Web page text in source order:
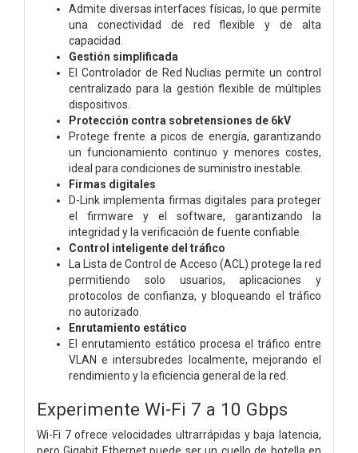
Admite diversas interfaces físicas, lo que permite
una conectividad de red flexible y de alta
capacidad.
Gestión simplificada
El Controlador de Red Nuclias permite un control
centralizado para la gestión flexible de múltiples
dispositivos.
Protección contra sobretensiones de 6kV
Protege frente a picos de energía, garantizando
un funcionamiento continuo y menores costes,
ideal para condiciones de suministro inestable.
Firmas digitales
D-Link implementa firmas digitales para proteger
el firmware y el software, garantizando la
integridad y la verificación de fuente confiable.
Control inteligente del tráfico
La Lista de Control de Acceso (ACL) protege la red
permitiendo solo usuarios, aplicaciones y
protocolos de confianza, y bloqueando el tráfico
no autorizado.
Enrutamiento estático
El enrutamiento estático procesa el tráfico entre
VLAN e intersubredes localmente, mejorando el
rendimiento y la eficiencia general de la red.
Experimente Wi-Fi 7 a 10 Gbps
Wi-Fi 7 ofrece velocidades ultrarrápidas y baja latencia,
pero Gigabit Ethernet puede ser un cuello de botella en